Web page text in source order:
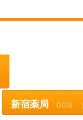
新宿薬局 oda